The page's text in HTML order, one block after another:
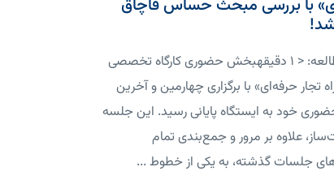
با بررسی مبحث حساس قاچاق
زمان مطالعه: < 1 دقیقهبخش حضوری کارگاه تخصصی
تجار حرفه‌ای» با برگزاری چهارمین و آخرین
خود به ایستگاه پایانی رسید. این جلسه
علاوه بر مرور و جمع‌بندی تمام
جلسات گذشته، به یکی از خطوط ...